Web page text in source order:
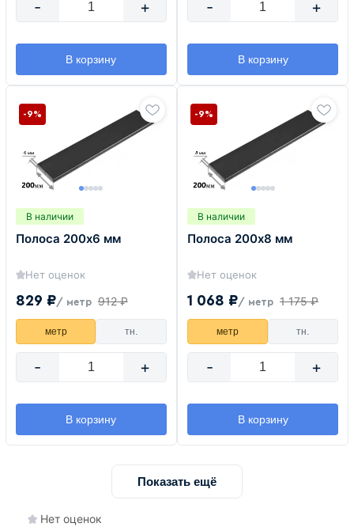
- +
В корзину
- +
В корзину
В наличии
Полоса 200х6 мм
Нет оценок
829 ₽/ метр 912 ₽
-9%
метр тн.
- +
В корзину
В наличии
Полоса 200х8 мм
Нет оценок
1 068 ₽/ метр 1 175 ₽
-9%
метр тн.
- +
В корзину
Показать ещё
Нет оценок